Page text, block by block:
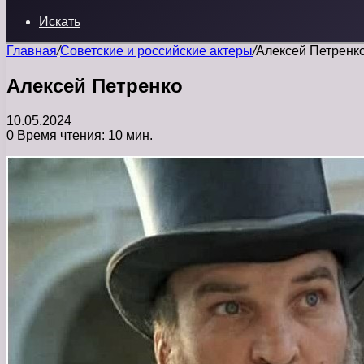
Искать
Главная/Советские и российские актеры/Алексей
Алексей Петренко
10.05.2024
0 Время чтения: 10 мин.